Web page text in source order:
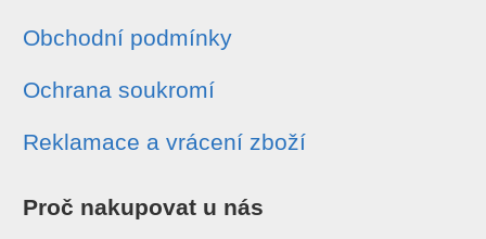
Obchodní podmínky
Ochrana soukromí
Reklamace a vrácení zboží
Proč nakupovat u nás